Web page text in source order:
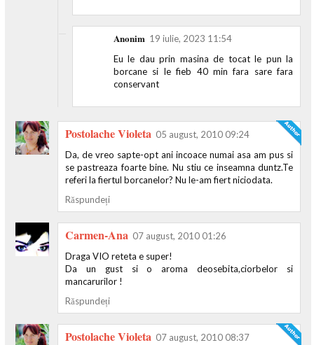
Anonim 19 iulie, 2023 11:54
Eu le dau prin masina de tocat le pun la
borcane si le fieb 40 min fara sare fara
conservant
Postolache Violeta 05 august, 2010 09:24
Da, de vreo sapte-opt ani incoace numai asa am pus si
se pastreaza foarte bine. Nu stiu ce inseamna duntz.Te
referi la fiertul borcanelor? Nu le-am fiert niciodata.
Răspundeți
Carmen-Ana 07 august, 2010 01:26
Draga VIO reteta e super!
Da un gust si o aroma deosebita,ciorbelor si
mancarurilor !
Răspundeți
Postolache Violeta 07 august, 2010 08:37